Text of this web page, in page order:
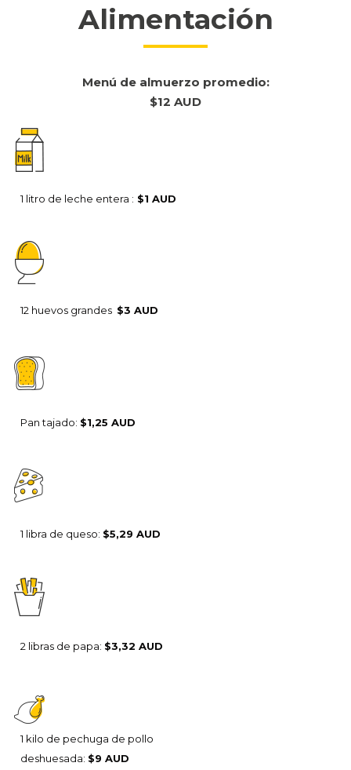
Alimentación
Menú de almuerzo promedio:
$12 AUD
1 litro de leche entera : $1 AUD
12 huevos grandes $3 AUD
Pan tajado: $1,25 AUD
1 libra de queso: $5,29 AUD
2 libras de papa: $3,32 AUD
1 kilo de pechuga de pollo
deshuesada: $9 AUD